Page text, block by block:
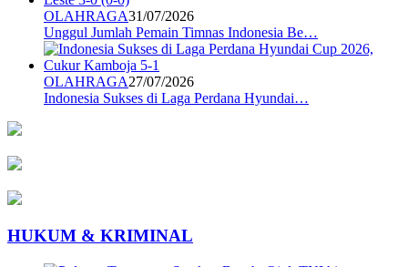
OLAHRAGA31/07/2026
Unggul Jumlah Pemain Timnas Indonesia Be…
OLAHRAGA27/07/2026
Indonesia Sukses di Laga Perdana Hyundai…
HUKUM & KRIMINAL